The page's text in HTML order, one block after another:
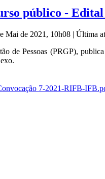
público -
Mai de 2021, 10h08 | Última
de Pessoas (PRGP),
7-2021-RIFB-